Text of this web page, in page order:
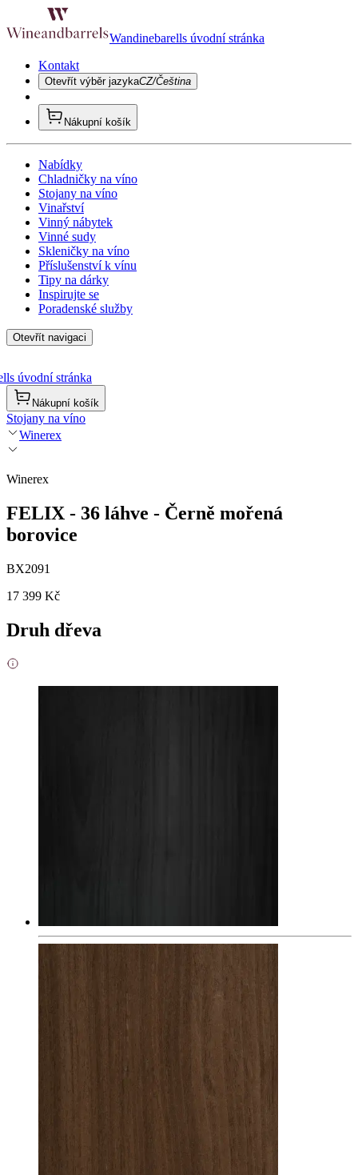
Wandinebarells úvodní stránka
Kontakt
Otevřít výběr jazykaCZ/Čeština
Nákupní košík
Nabídky
Chladničky na víno
Stojany na víno
Vinařství
Vinný nábytek
Vinné sudy
Skleničky na víno
Příslušenství k vínu
Tipy na dárky
Inspirujte se
Poradenské služby
Otevřít navigaci
úvodní stránka
Nákupní košík
Stojany na víno
Winerex
Winerex
FELIX - 36 láhve - Černě mořená
borovice
BX2091
17 399 Kč
Druh dřeva